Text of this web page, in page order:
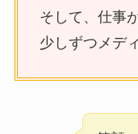
そして、仕事
少しずつメデ